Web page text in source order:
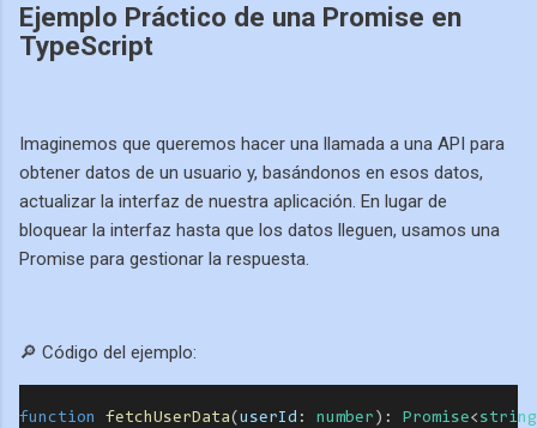
Ejemplo Práctico de una Promise en
TypeScript
Imaginemos que queremos hacer una llamada a una API para
obtener datos de un usuario y, basándonos en esos datos,
actualizar la interfaz de nuestra aplicación. En lugar de
bloquear la interfaz hasta que los datos lleguen, usamos una
Promise para gestionar la respuesta.
🔎 Código del ejemplo:
function fetchUserData( userId : number ) : Promise< string